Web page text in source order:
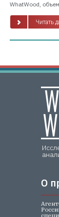
WhatWood,
Читать
О
О